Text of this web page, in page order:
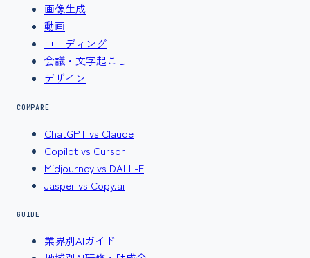
画像生成
動画
コーディング
会議・文字起こし
デザイン
COMPARE
ChatGPT vs Claude
Copilot vs Cursor
Midjourney vs DALL-E
Jasper vs Copy.ai
GUIDE
業界別AIガイド